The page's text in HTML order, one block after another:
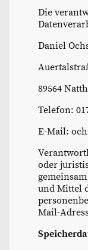
Die
Daniel
89564
Telefon:
E-Mail:
oder
und Mittel
Mail-